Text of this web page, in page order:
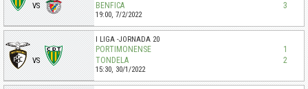
VS
BENFICA
3
19:00, 7/2/2022
VS
I LIGA JORNADA 20
PORTIMONENSE
1
TONDELA
2
15:30, 30/1/2022